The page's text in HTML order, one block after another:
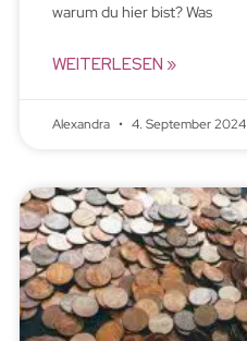
warum du hier bist? Was
WEITERLESEN »
Alexandra 4. September 2024